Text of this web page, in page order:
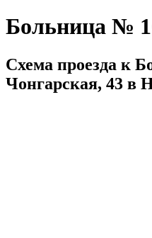
Больница №
Схема проезда к
Чонгарская, 43 в